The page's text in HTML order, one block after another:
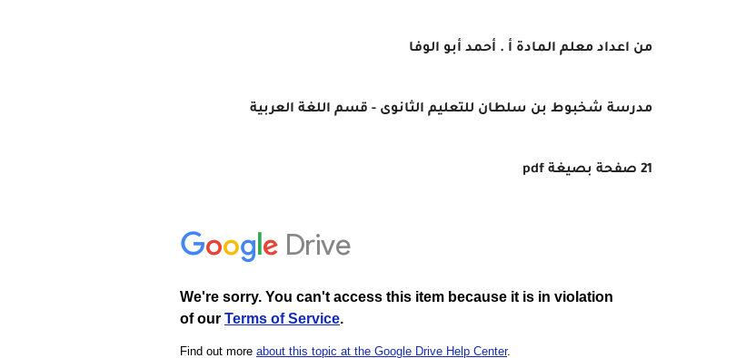
من اعداد معلم المادة أ . أحمد أبو الوفا
مدرسة شخبوط بن سلطان للتعليم الثانوى - قسم اللغة العربية
21 صفحة بصيغة pdf